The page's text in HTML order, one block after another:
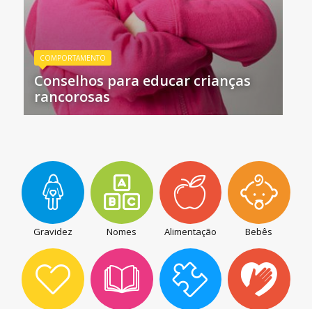
COMPORTAMENTO
Conselhos para educar crianças
rancorosas
Gravidez Nomes Alimentação Bebês